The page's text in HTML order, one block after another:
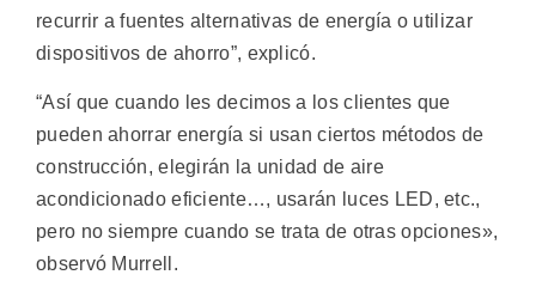
recurrir a fuentes alternativas de energía o utilizar
dispositivos de ahorro”, explicó.
“Así que cuando les decimos a los clientes que
pueden ahorrar energía si usan ciertos métodos de
construcción, elegirán la unidad de aire
acondicionado eficiente…, usarán luces LED, etc.,
pero no siempre cuando se trata de otras opciones»,
observó Murrell.